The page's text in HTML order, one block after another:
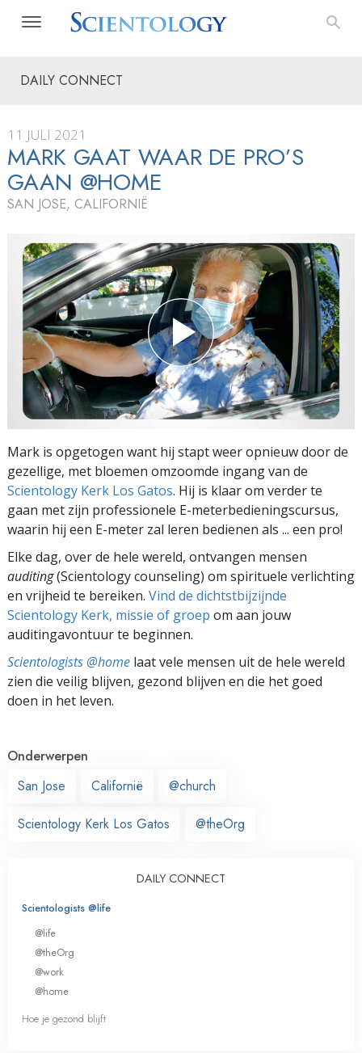
DAILY CONNECT
11 JULI 2021
MARK GAAT WAAR DE PRO’S
GAAN @HOME
SAN JOSE, CALIFORNIË
Mark is opgetogen want hij stapt weer opnieuw door de
gezellige, met bloemen omzoomde ingang van de
Scientology Kerk Los Gatos. Hij is klaar om verder te
gaan met zijn professionele E-meterbedieningscursus,
waarin hij een E-meter zal leren bedienen als ... een pro!
Elke dag, over de hele wereld, ontvangen mensen
auditing(Scientology counseling) om spirituele verlichting
en vrijheid te bereiken. Vind de dichtstbijzijnde
Scientology Kerk, missie of groep om aan jouw
auditingavontuur te beginnen.
Scientologists @home laat vele mensen uit de hele wereld
zien die veilig blijven, gezond blijven en die het goed
doen in het leven.
Onderwerpen
San Jose
Californië @church
Scientology Kerk Los Gatos @theOrg
DAILY CONNECT
Scientologists @life
@life
@theOrg
@work
@home
Hoe je gezond blijft